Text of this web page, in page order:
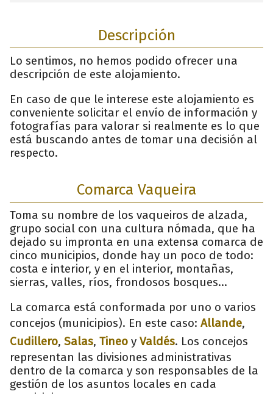
Descripción
Lo sentimos, no hemos podido ofrecer una
descripción de este alojamiento.
En caso de que le interese este alojamiento es
conveniente solicitar el envío de información y
fotografías para valorar si realmente es lo que
está buscando antes de tomar una decisión al
respecto.
Comarca Vaqueira
Toma su nombre de los vaqueiros de alzada,
grupo social con una cultura nómada, que ha
dejado su impronta en una extensa comarca de
cinco municipios, donde hay un poco de todo:
costa e interior, y en el interior, montañas,
sierras, valles, ríos, frondosos bosques…
La comarca está conformada por uno o varios
concejos (municipios). En este caso: Allande,
Cudillero, Salas, Tineo y Valdés. Los concejos
representan las divisiones administrativas
dentro de la comarca y son responsables de la
gestión de los asuntos locales en cada